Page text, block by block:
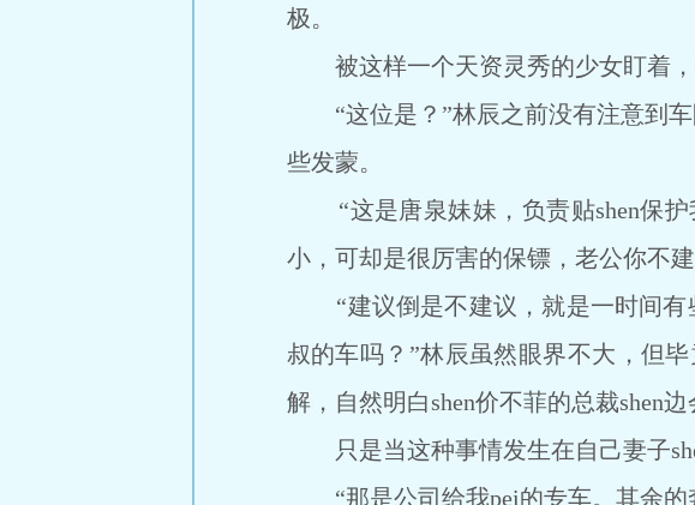
极。
被这样一个天资灵秀的少女盯着，
“这位是？”林辰之前没有注意到车
些发蒙。
“这是唐泉妹妹，负责贴shen保护
小，可却是很厉害的保镖，老公你不
“建议倒是不建议，就是一时间有
叔的车吗？”林辰虽然眼界不大，但
解，自然明白shen价不菲的总裁shen边
只是当这种事情发生在自己妻子
“那是公司给我pei的专车。其余的